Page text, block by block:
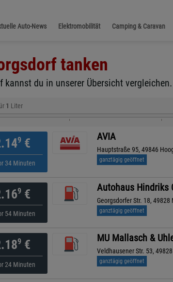
Auto-News Elektromobilität Camping & Caravan
tanken
du in unserer Übersicht vergleichen.
1 Liter
9€
34 Minuten
AVIA
Hauptstraße 95, 49846
ganztägig geöffnet
9€
54 Minuten
Autohaus Hindriks
Georgsdorfer Str. 18, 49828
ganztägig geöffnet
9€
24 Minuten
MU Mallasch &
Veldhausener Str. 53,
ganztägig geöffnet